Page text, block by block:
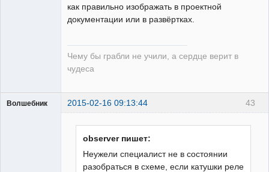
как правильно изображать в проектной
документации или в развёртках.
Чему бы грабли не учили, а сердце верит в
чудеса
43
Волшебник 2015-02-16 09:13:44
observer пишет:
Неужели специалист не в состоянии
разобраться в схеме, если катушки реле